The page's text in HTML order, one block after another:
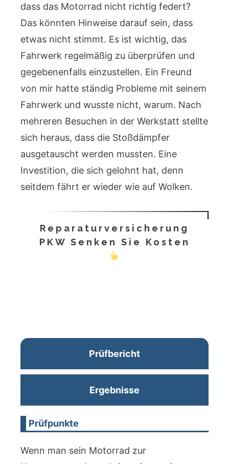
dass das Motorrad nicht richtig federt?
Das könnten Hinweise darauf sein, dass
etwas nicht stimmt. Es ist wichtig, das
Fahrwerk regelmäßig zu überprüfen und
gegebenenfalls einzustellen. Ein Freund
von mir hatte ständig Probleme mit seinem
Fahrwerk und wusste nicht, warum. Nach
mehreren Besuchen in der Werkstatt stellte
sich heraus, dass die Stoßdämpfer
ausgetauscht werden mussten. Eine
Investition, die sich gelohnt hat, denn
seitdem fährt er wieder wie auf Wolken.
Reparaturversicherung
PKW Senken Sie Kosten
Prüfbericht
Ergebnisse
Prüfpunkte
Wenn man sein Motorrad zur